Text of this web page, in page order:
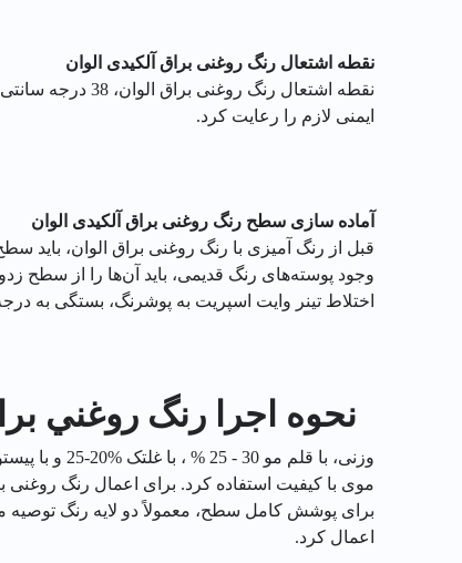
نقطه اشتعال رنگ روغنی براق آلکیدی الوان
ایمنی لازم را رعایت کرد.
آماده سازی سطح رنگ روغنی براق آلکیدی الوان
قبل از رنگ آمیزی با رنگ روغنی براق الوان،
وجود پوسته‌های رنگ قدیمی، باید آن‌ها را از سطح
اختلاط تینر وایت اسپریت به پوشرنگ، بستگی به
نحوه اجرا رنگ روغني براق
موی با کیفیت استفاده کرد. برای اعمال رنگ روغنی
برای پوشش کامل سطح، معمولاً دو لایه رنگ توصیه
اعمال کرد.